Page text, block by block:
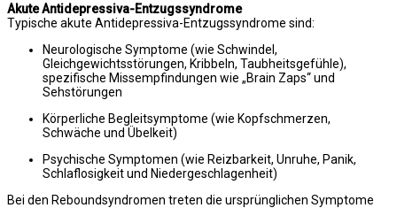
Akute Antidepressiva-Entzugssyndrome
Typische akute Antidepressiva-Entzugssyndrome sind:
Neurologische Symptome (wie Schwindel,
Gleichgewichtsstörungen, Kribbeln, Taubheitsgefühle),
spezifische Missempfindungen wie „Brain Zaps“ und
Sehstörungen
Körperliche Begleitsymptome (wie Kopfschmerzen,
Schwäche und Übelkeit)
Psychische Symptomen (wie Reizbarkeit, Unruhe, Panik,
Schlaflosigkeit und Niedergeschlagenheit)
Bei den Reboundsyndromen treten die ursprünglichen Symptome